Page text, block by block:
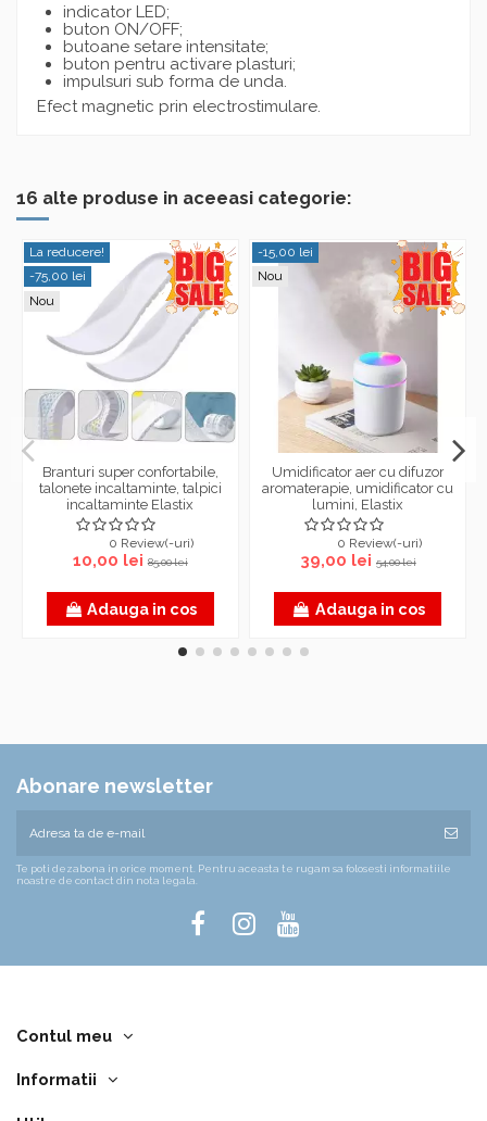
indicator LED;
buton ON/OFF;
butoane setare intensitate;
buton pentru activare plasturi;
impulsuri sub forma de unda.
Efect magnetic prin electrostimulare.
16 alte produse in aceeasi categorie:
La reducere!
-75,00 lei
Nou
Branturi super confortabile,
talonete incaltaminte, talpici
incaltaminte Elastix
0 Review(-uri)
10,00 lei85,00 lei
Adauga in cos
-15,00 lei
Nou
Umidificator aer cu difuzor
aromaterapie, umidificator cu
lumini, Elastix
0 Review(-uri)
39,00 lei 54,00 lei
Adauga in cos
Abonare newsletter
Te poti dezabona in orice moment. Pentru aceasta te rugam sa folosesti informatiile
noastre de contact din nota legala.
Contul meu
Informatii